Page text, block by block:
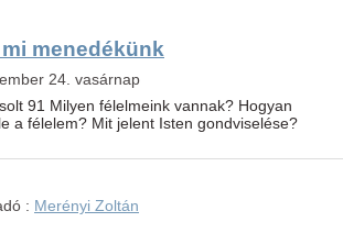
menedékünk
24. vasárnap
91 Milyen félelmeink vannak? Hogyan
a félelem? Mit jelent Isten gondviselése?
: Merényi Zoltán